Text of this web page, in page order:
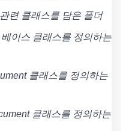
련 클래스를 담은 폴더
이스 클래스를 정의하는
클래스를 정의하는
클래스를 정의하는